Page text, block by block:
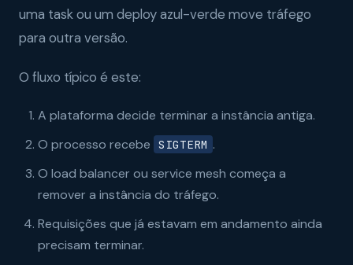
uma task ou um deploy azul-verde move tráfego
para outra versão.
O fluxo típico é este:
A plataforma decide terminar a instância antiga.
O processo recebe SIGTERM .
O load balancer ou service mesh começa a
remover a instância do tráfego.
Requisições que já estavam em andamento ainda
precisam terminar.